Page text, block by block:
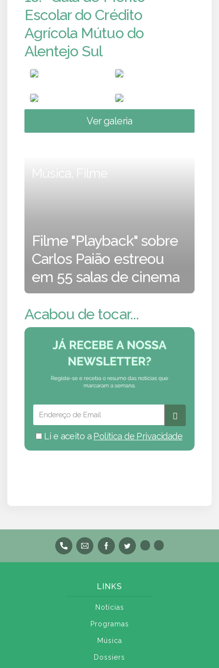
Escolar do Crédito
Agrícola Mútuo do
Alentejo Sul
Ver galeria
Música, Filme
Filme "Playback" sobre
Carlos Paião estreou
em 55 salas de cinema
Acabou de tocar...
Li e aceito a Política de Privacidade
LINKS
Notícias
Programas
Música
Dossiers